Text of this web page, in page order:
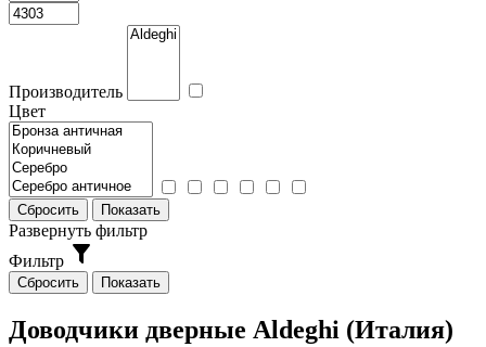
Производитель
Цвет
Развернуть фильтр
Фильтр
Доводчики дверные Aldeghi (Италия)